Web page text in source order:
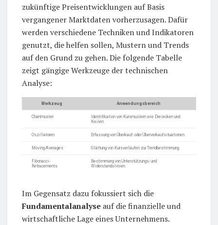
zukünftige Preisentwicklungen auf Basis
vergangener Marktdaten vorherzusagen. Dafür
werden verschiedene Techniken und Indikatoren
genutzt, die helfen sollen, Mustern und Trends
auf den Grund zu gehen. Die folgende Tabelle
zeigt gängige Werkzeuge der technischen
Analyse:
Werkzeug Anwendungsbereich
Chartmuster
Identifikation von Kursmustern wie Dreiecken und
Keilen
Oszillatoren Erfassung von Überkauf- oder Überverkaufsituationen
Moving Averages Glättung von Kursverläufen zur Trendbestimmung
Fibonacci-
Retracements
Bestimmung von Unterstützungs- und
Widerstandslinien
Im Gegensatz dazu fokussiert sich die
Fundamentalanalyse auf die finanzielle und
wirtschaftliche Lage eines Unternehmens.